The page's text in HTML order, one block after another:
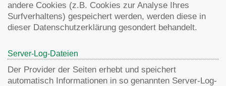
andere Cookies (z.B. Cookies zur Analyse Ihres
Surfverhaltens) gespeichert werden, werden diese in
dieser Datenschutzerklärung gesondert behandelt.
Server-Log-Dateien
Der Provider der Seiten erhebt und speichert
automatisch Informationen in so genannten Server-Log-